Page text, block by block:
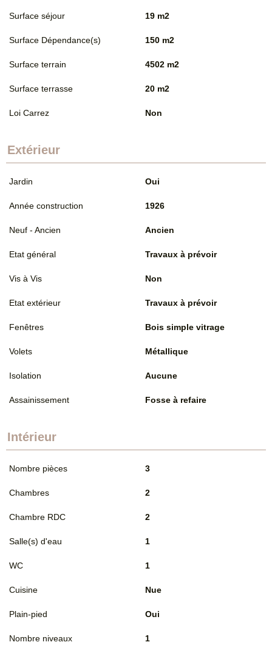
Surface séjour 19 m2
Surface Dépendance(s) 150 m2
Surface terrain 4502 m2
Surface terrasse 20 m2
Loi Carrez Non
Extérieur
Jardin Oui
Année construction 1926
Neuf - Ancien Ancien
Etat général Travaux à prévoir
Vis à Vis Non
Etat extérieur Travaux à prévoir
Fenêtres Bois simple vitrage
Volets Métallique
Isolation Aucune
Assainissement Fosse à refaire
Intérieur
Nombre pièces 3
Chambres 2
Chambre RDC 2
Salle(s) d'eau 1
WC 1
Cuisine Nue
Plain-pied Oui
Nombre niveaux 1